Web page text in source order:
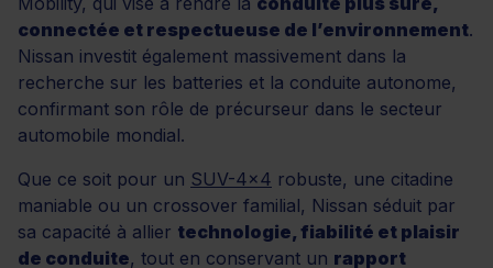
connectée et respectueuse de l’environnement.
Nissan investit également massivement dans la
recherche sur les batteries et la conduite autonome,
confirmant son rôle de précurseur dans le secteur
automobile mondial.
Que ce soit pour un SUV-4x4 robuste, une citadine
maniable ou un crossover familial, Nissan séduit par
sa capacité à allier technologie, fiabilité et plaisir
de conduite, tout en conservant un rapport